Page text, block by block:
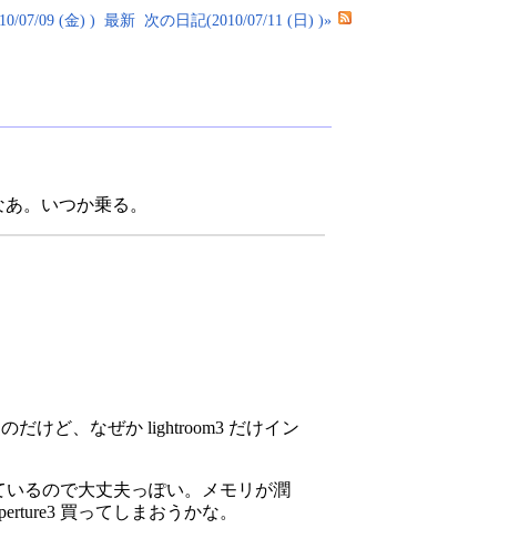
07/09 (金) ) 最新 次の日記(2010/07/11 (日) )»
。いつか乗る。
だけど、なぜか lightroom3 だけイン
るので大丈夫っぽい。メモリが潤
買ってしまおうかな。